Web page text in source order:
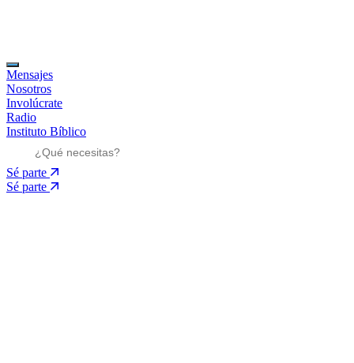
Mensajes
Nosotros
Involúcrate
Radio
Instituto Bíblico
Sé parte
Sé parte